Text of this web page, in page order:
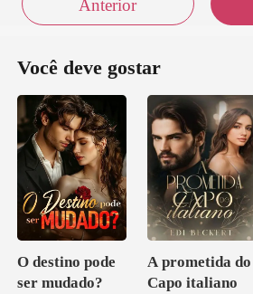
Anterior
Você deve gostar
O destino pode
ser mudado?
A prometida do
Capo italiano